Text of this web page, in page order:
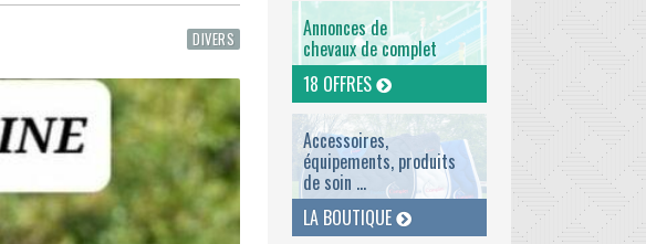
DIVERS Annonces de
chevaux de complet
18 OFFRES
Accessoires,
équipements, produits
de soin ...
LA BOUTIQUE